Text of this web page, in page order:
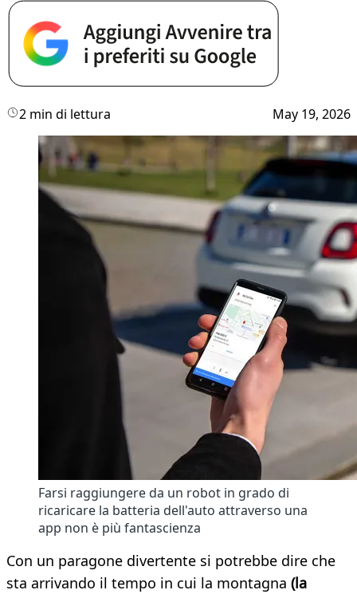
2 min di lettura May 19, 2026
Farsi raggiungere da un robot in grado di
ricaricare la batteria dell'auto attraverso una
app non è più fantascienza
Con un paragone divertente si potrebbe dire che
sta arrivando il tempo in cui la montagna (la